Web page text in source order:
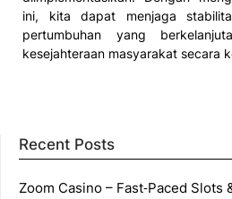
ini, kita dapat menjaga
pertumbuhan yang
kesejahteraan masyarakat secara
Recent Posts
Zoom Casino – Fast‑Paced Slots